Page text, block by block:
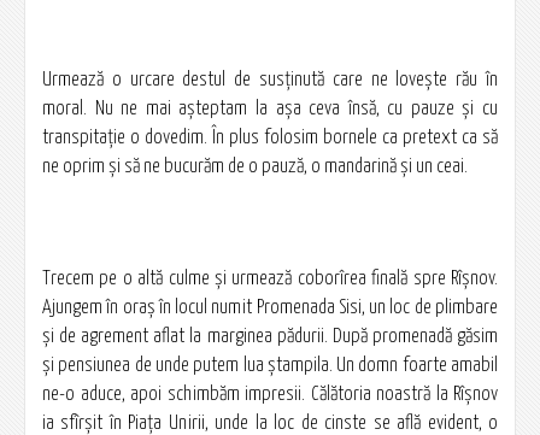
Urmează o urcare destul de susținută care ne lovește rău în
moral. Nu ne mai așteptam la așa ceva însă, cu pauze și cu
transpitație o dovedim. În plus folosim bornele ca pretext ca să
ne oprim și să ne bucurăm de o pauză, o mandarină și un ceai.
Trecem pe o altă culme și urmează coborîrea finală spre Rîșnov.
Ajungem în oraș în locul numit Promenada Sisi, un loc de plimbare
și de agrement aflat la marginea pădurii. După promenadă găsim
și pensiunea de unde putem lua ștampila. Un domn foarte amabil
ne-o aduce, apoi schimbăm impresii. Călătoria noastră la Rîșnov
ia sfîrșit în Piața Unirii, unde la loc de cinste se află evident, o